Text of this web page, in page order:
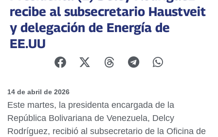
recibe al subsecretario Haustveit
y delegación de Energía de
EE.UU
14 de abril de 2026
Este martes, la presidenta encargada de la
República Bolivariana de Venezuela, Delcy
Rodríguez, recibió al subsecretario de la Oficina de